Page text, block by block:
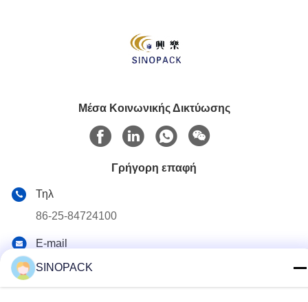
Μέσα Κοινωνικής Δικτύωσης
Γρήγορη επαφή
Τηλ
86-25-84724100
E-mail
yiyu@fibc.net.cn
Διεύθυνση
SINOPACK